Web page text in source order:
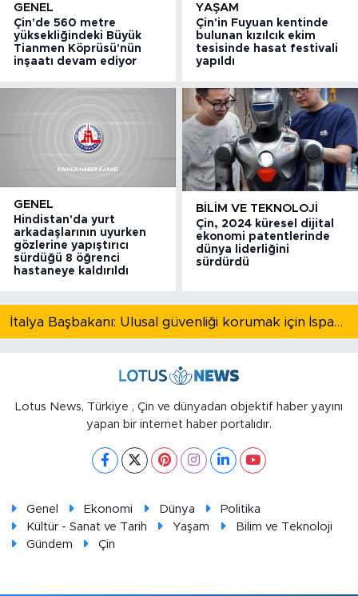
GENEL
Çin'de 560 metre
yüksekliğindeki Büyük
Tianmen Köprüsü'nün
inşaatı devam ediyor
YAŞAM
Çin'in Fuyuan kentinde
bulunan kızılcık ekim
tesisinde hasat festivali
yapıldı
GENEL
Hindistan'da yurt
arkadaşlarının uyurken
gözlerine yapıştırıcı
sürdüğü 8 öğrenci
hastaneye kaldırıldı
BILIM VE TEKNOLOJI
Çin, 2024 küresel dijital
ekonomi patentlerinde
dünya liderliğini
sürdürdü
İtalya Başbakanı: Ulusal güvenliği korumak için İspanya ile Schengen kapsamındaki serbest dolaşımı askıya alıyoruz
Lotus News, Türkiye , Çin ve dünyadan objektif haber yayını
yapan bir internet haber portalıdır.
Genel Ekonomi Dünya
Politika
Kültür - Sanat ve Tarih
Yaşam
Bilim ve Teknoloji
Gündem
Çin